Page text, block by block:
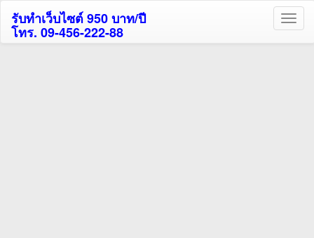
รับทำเว็บไซต์ 950 บาท/ปี
โทร. 09-456-222-88